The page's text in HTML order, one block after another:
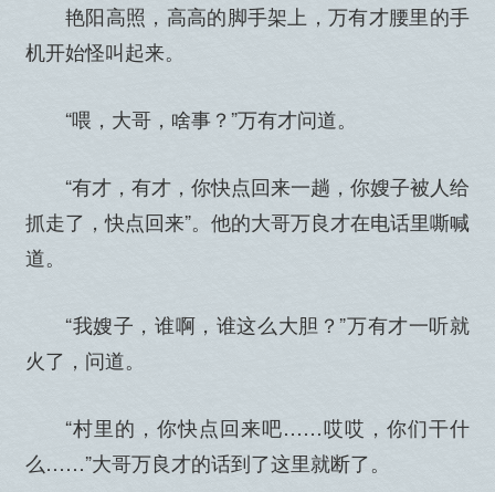
艳阳高照，高高的脚手架上，万有才腰里的手
机开始怪叫起来。
“喂，大哥，啥事？”万有才问道。
“有才，有才，你快点回来一趟，你嫂子被人给
抓走了，快点回来”。他的大哥万良才在电话里嘶喊
道。
“我嫂子，谁啊，谁这么大胆？”万有才一听就
火了，问道。
“村里的，你快点回来吧……哎哎，你们干什
么……”大哥万良才的话到了这里就断了。